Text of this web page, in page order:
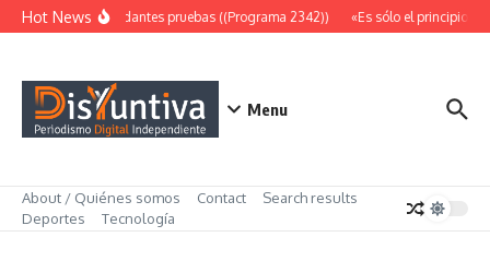
Saltar al contenido
Hot NewsAbundantes pruebas ((Programa 2342)) «Es sólo el principio»
Menu
About / Quiénes somos Contact
Search results
Deportes
Tecnología